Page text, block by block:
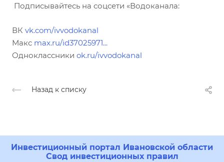
Подписывайтесь на соцсети «Водоканала:
ВК vk.com/ivvodokanal
Макс max.ru/id37025971...
Одноклассники ok.ru/ivvodokanal
Назад к списку
Инвестиционный портал Ивановской области
Свод инвестиционных правил